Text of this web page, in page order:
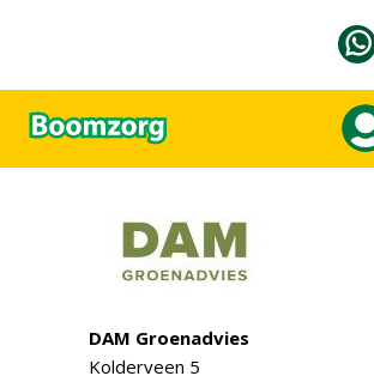
DAM Groenadvies
Kolderveen 5